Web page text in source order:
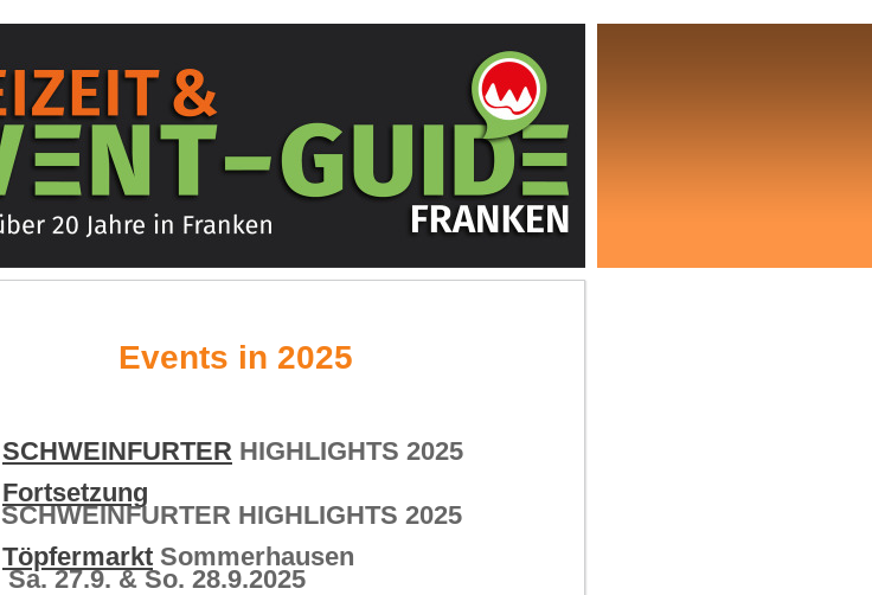
Events in 2025
SCHWEINFURTER HIGHLIGHTS 2025
Fortsetzung
SCHWEINFURTER HIGHLIGHTS 2025
Töpfermarkt Sommerhausen
Sa. 27.9. & So. 28.9.2025